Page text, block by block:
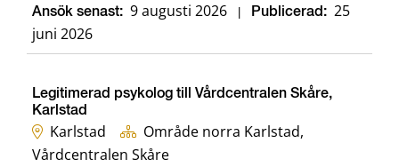
Ansök senast: 9 augusti 2026 Publicerad: 25
juni 2026
Legitimerad psykolog till Vårdcentralen Skåre,
Karlstad
Karlstad
Område norra Karlstad,
Vårdcentralen Skåre